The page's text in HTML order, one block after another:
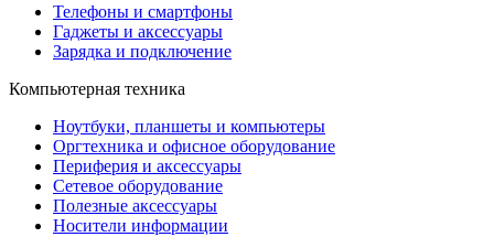
Телефоны и смартфоны
Гаджеты и аксессуары
Зарядка и подключение
Компьютерная техника
Ноутбуки, планшеты и компьютеры
Оргтехника и офисное оборудование
Периферия и аксессуары
Cетевое оборудование
Полезные аксессуары
Носители информации